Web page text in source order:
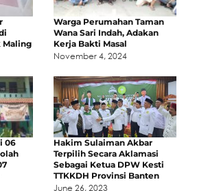
Maling
Warga Perumahan Taman
Wana Sari Indah, Adakan
Kerja Bakti Masal
November 4, 2024
06
Hakim Sulaiman Akbar
Terpilih Secara Aklamasi
Sebagai Ketua DPW Kesti
TTKKDH Provinsi Banten
June 26, 2023